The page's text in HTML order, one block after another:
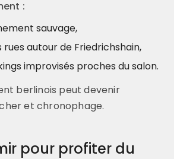
:
sauvage,
autour de Friedrichshain,
improvisés proches du salon.
berlinois peut devenir
et chronophage.
pour profiter du